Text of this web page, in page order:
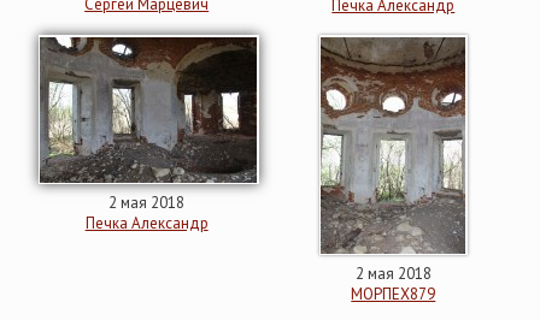
Сергей Марцевич
Печка Александр
2 мая 2018
Печка Александр
2 мая 2018
МОРПЕХ879